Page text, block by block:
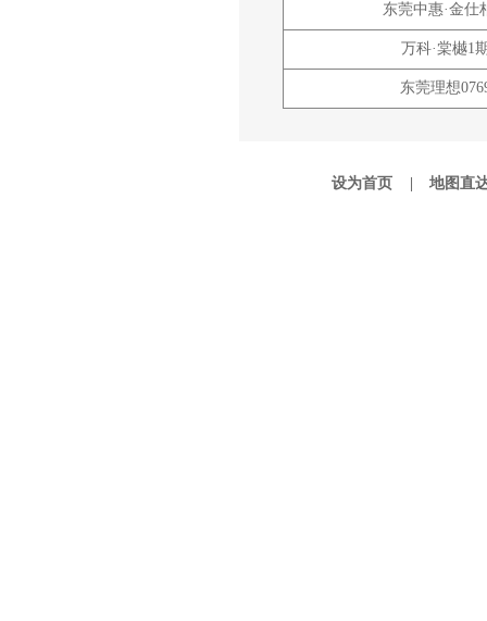
东莞中惠·金仕
万科·棠樾1
东莞理想
设为首页 | 地图